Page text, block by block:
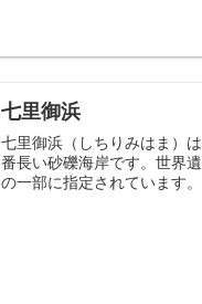
七里御浜
七里御浜（しちりみはま）
番長い砂礫海岸です。世界
の一部に指定されています。